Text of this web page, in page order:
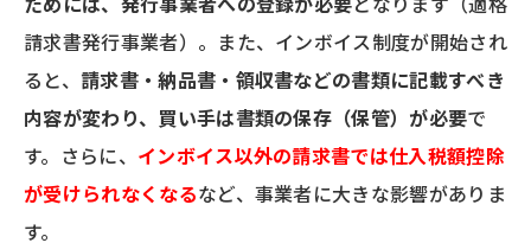
請求書発行事業者）。また、インボイス制度が開始され
ると、 請求書・納品書・領収書などの書類に記載すべき
内容が変わり、買い手は書類の保存（保管）が必要で
す。さらに、 インボイス以外の請求書では仕入税額控除
が受けられなくなるなど、事業者に大きな影響がありま
す。